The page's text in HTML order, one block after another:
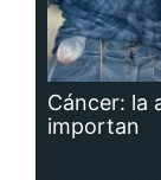
Cáncer: la
importan